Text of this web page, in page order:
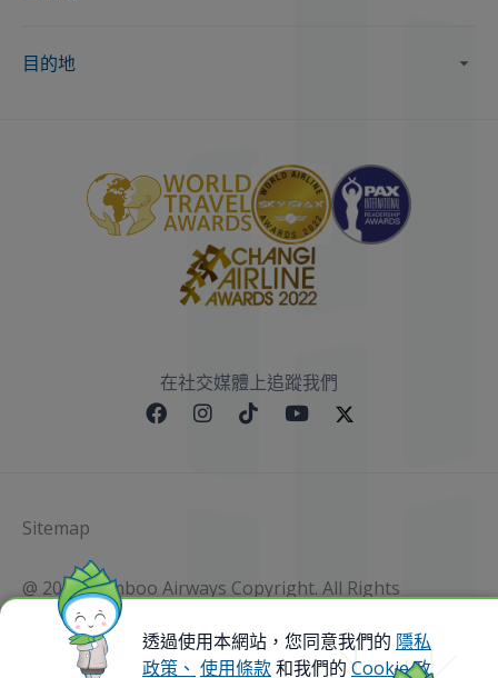
目的地
在社交媒體上追蹤我們
Sitemap
@ 2023 Bamboo Airways Copyright. All Rights
Reserved.
Business Registration Code: 010786737
透過使用本網站，您同意我們的 隱私
政策、 使用條款和我們的Cookie 政